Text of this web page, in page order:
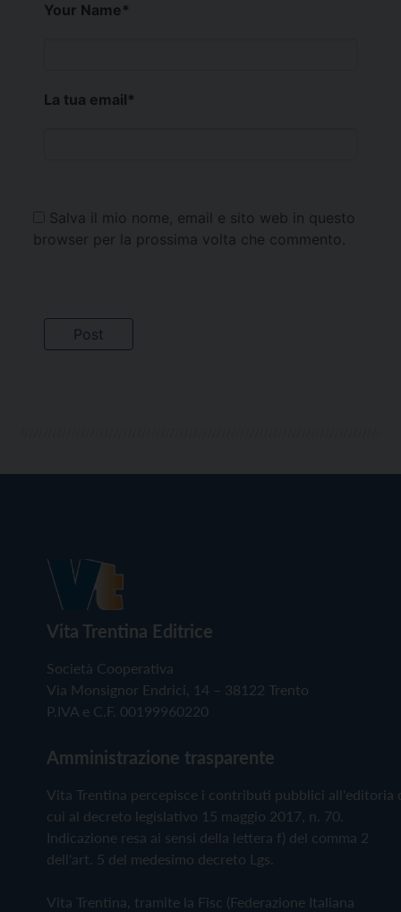
Your Name*
La tua email*
Salva il mio nome, email e sito web in questo
browser per la prossima volta che commento.
Vita Trentina Editrice
Società Cooperativa
Via Monsignor Endrici, 14 – 38122 Trento
P.IVA e C.F. 00199960220
Amministrazione trasparente
Vita Trentina percepisce i contributi pubblici all'editoria
cui al decreto legislativo 15 maggio 2017, n. 70.
Indicazione resa ai sensi della lettera f) del comma 2
dell'art. 5 del medesimo decreto Lgs.
Vita Trentina, tramite la Fisc (Federazione Italiana